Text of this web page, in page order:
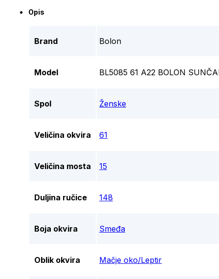
Opis
Brand Bolon
Model BL5085 61 A22 BOLON
Spol Ženske
Veličina okvira 61
Veličina mosta 15
Duljina ručice 148
Boja okvira Smeđa
Oblik okvira Mačje oko/Leptir